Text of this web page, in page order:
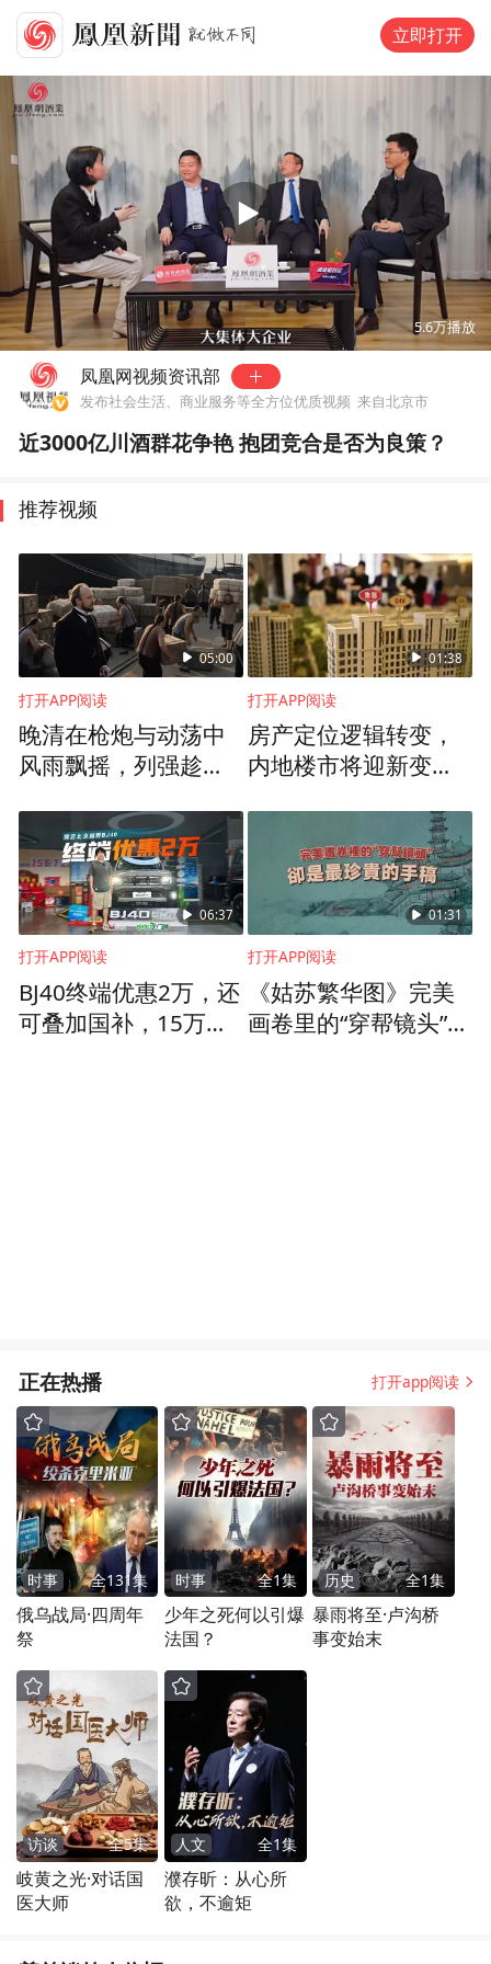
立即打开
00:00 12:13
5.6万播放
凤凰网视频资讯部
发布社会生活、商业服务等全方位优质视频 来自北京市
近3000亿川酒群花争艳 抱团竞合是否为良策？
推荐视频
05:00
打开APP阅读
晚清在枪炮与动荡中
风雨飘摇，列强趁机
代管的时代
01:38
打开APP阅读
房产定位逻辑转变，
内地楼市将迎新变
06:37
打开APP阅读
BJ40终端优惠2万，还
可叠加国补，15万预
01:31
打开APP阅读
《姑苏繁华图》完美
画卷里的“穿帮镜头”，
正在热播 打开app阅读
时事 全131集
俄乌战局·四周年
祭
时事 全1集
少年之死何以引爆
法国？
历史 全1集
暴雨将至·卢沟桥
事变始末
访谈 全5集
岐黄之光·对话国
医大师
人文 全1集
濮存昕：从心所
欲，不逾矩